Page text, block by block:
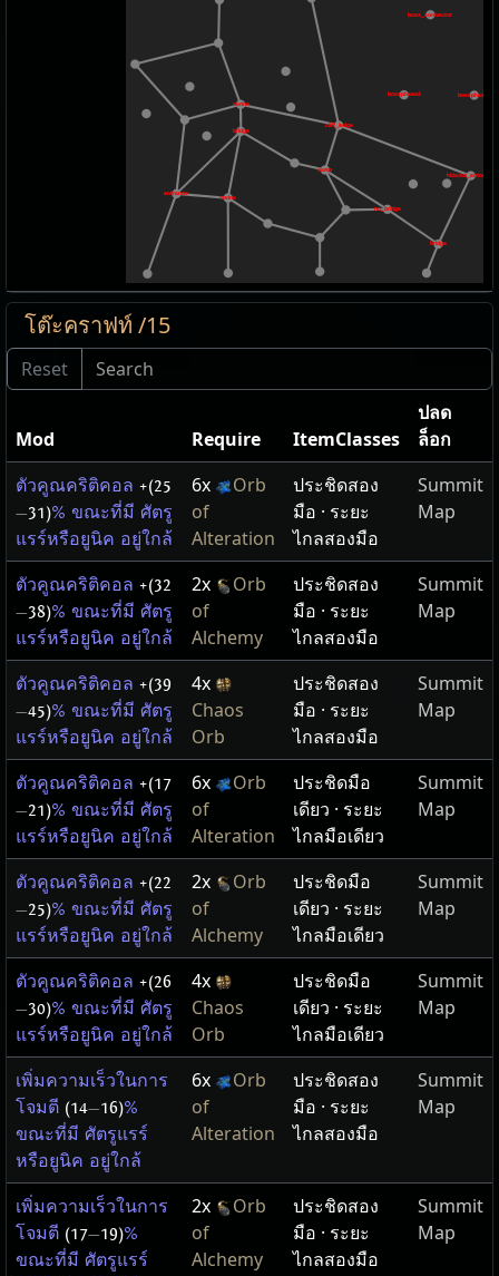
entrance
cliff_ledge
bridge
camp
ravine
bridge
ravine
no_bridge
bossphase2 bossphase1
boss_connector
hideout_entrance
โต๊ะคราฟท์ /15
Mod Require ItemClasses
ปลด
ล็อก
ตัวคูณคริติคอล +(25
—31)% ขณะที่มี ศัตรู
แรร์หรือยูนิค อยู่ใกล้
6x
Orb
of
Alteration
ประชิดสอง
มือ · ระยะ
ไกลสองมือ
Summit
Map
ตัวคูณคริติคอล +(32
—38)% ขณะที่มี ศัตรู
แรร์หรือยูนิค อยู่ใกล้
2x
Orb
of
Alchemy
ประชิดสอง
มือ · ระยะ
ไกลสองมือ
Summit
Map
ตัวคูณคริติคอล +(39
—45)% ขณะที่มี ศัตรู
แรร์หรือยูนิค อยู่ใกล้
4x
Chaos
Orb
ประชิดสอง
มือ · ระยะ
ไกลสองมือ
Summit
Map
ตัวคูณคริติคอล +(17
—21)% ขณะที่มี ศัตรู
แรร์หรือยูนิค อยู่ใกล้
6x
Orb
of
Alteration
ประชิดมือ
เดียว · ระยะ
ไกลมือเดียว
Summit
Map
ตัวคูณคริติคอล +(22
—25)% ขณะที่มี ศัตรู
แรร์หรือยูนิค อยู่ใกล้
2x
Orb
of
Alchemy
ประชิดมือ
เดียว · ระยะ
ไกลมือเดียว
Summit
Map
ตัวคูณคริติคอล +(26
—30)% ขณะที่มี ศัตรู
แรร์หรือยูนิค อยู่ใกล้
4x
Chaos
Orb
ประชิดมือ
เดียว · ระยะ
ไกลมือเดียว
Summit
Map
เพิ่มความเร็วในการ
โจมตี (14—16)%
ขณะที่มี ศัตรูแรร์
หรือยูนิค อยู่ใกล้
6x
Orb
of
Alteration
ประชิดสอง
มือ · ระยะ
ไกลสองมือ
Summit
Map
เพิ่มความเร็วในการ
โจมตี (17—19)%
ขณะที่มี ศัตรูแรร์
2x
Orb
of
Alchemy
ประชิดสอง
มือ · ระยะ
ไกลสองมือ
Summit
Map